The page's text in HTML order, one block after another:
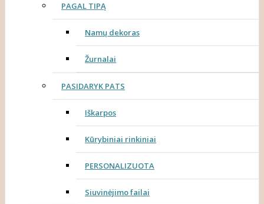
PAGAL TIPĄ
Namų dekoras
Žurnalai
PASIDARYK PATS
Iškarpos
Kūrybiniai rinkiniai
PERSONALIZUOTA
Siuvinėjimo failai